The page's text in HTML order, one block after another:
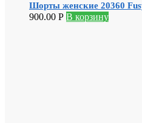
Шорты женские 20360
900.00 Р В корзину